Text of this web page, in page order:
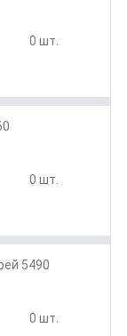
0 шт.
0 шт.
5490
0 шт.